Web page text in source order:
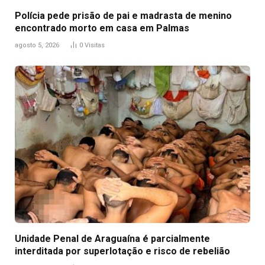
Polícia pede prisão de pai e madrasta de menino
encontrado morto em casa em Palmas
agosto 5, 2026 0 Visitas
Unidade Penal de Araguaína é parcialmente
interditada por superlotação e risco de rebelião